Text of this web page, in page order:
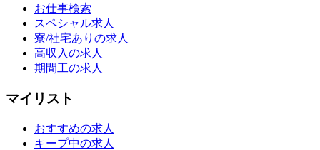
お仕事検索
スペシャル求人
寮/社宅ありの求人
高収入の求人
期間工の求人
マイリスト
おすすめの求人
キープ中の求人